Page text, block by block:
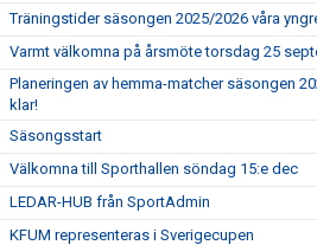
Träningstider säsongen 2025/2026 våra
Varmt välkomna på årsmöte torsdag 25
Planeringen av hemma-matcher säsongen
klar!
Säsongsstart
Välkomna till Sporthallen söndag 15:e dec
LEDAR-HUB från SportAdmin
KFUM representeras i Sverigecupen